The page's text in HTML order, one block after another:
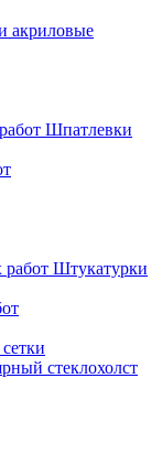
акриловые
Шпатлевки
Штукатурки
стеклохолст